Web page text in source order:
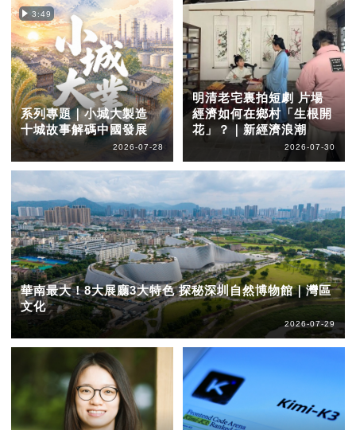
3:49
系列專題｜小城大製造
十城故事解碼中國發展
2026-07-28
明清老宅裏拍短劇 片場
經濟如何在鄉村「生根開
花」？｜新經濟浪潮
2026-07-30
華南最大！8大展廳3大特色 探秘深圳自然博物館｜灣區
文化
2026-07-29